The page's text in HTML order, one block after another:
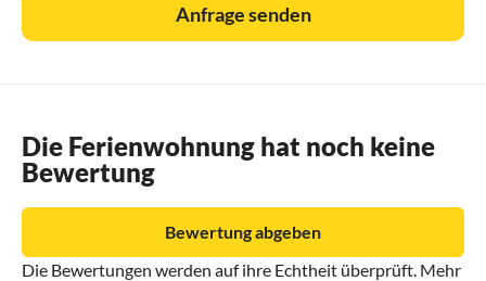
Anfrage senden
Die Ferienwohnung hat noch keine
Bewertung
Die Bewertungen werden auf ihre Echtheit überprüft. Mehr
Bewertung abgeben